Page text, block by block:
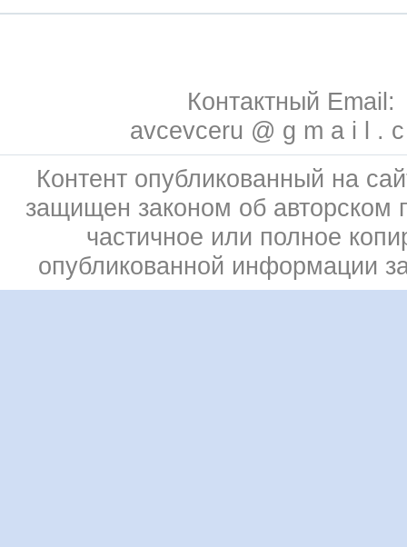
Контактный Email:
avcevceru @ g m a i l .
Контент опубликованный на
защищен законом об авторском
частичное или полное
опубликованной информации